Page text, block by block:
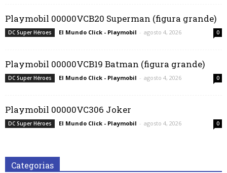
Playmobil 00000VCB20 Superman (figura grande)
DC Super Héroes El Mundo Click - Playmobil - agosto 4, 2026 0
Playmobil 00000VCB19 Batman (figura grande)
DC Super Héroes El Mundo Click - Playmobil - agosto 4, 2026 0
Playmobil 00000VC306 Joker
DC Super Héroes El Mundo Click - Playmobil - agosto 4, 2026 0
Categorias